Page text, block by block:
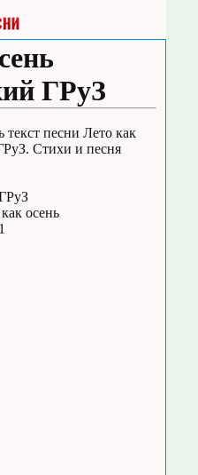
ГРуЗ
текст песни Лето как
Стихи и песня
осень